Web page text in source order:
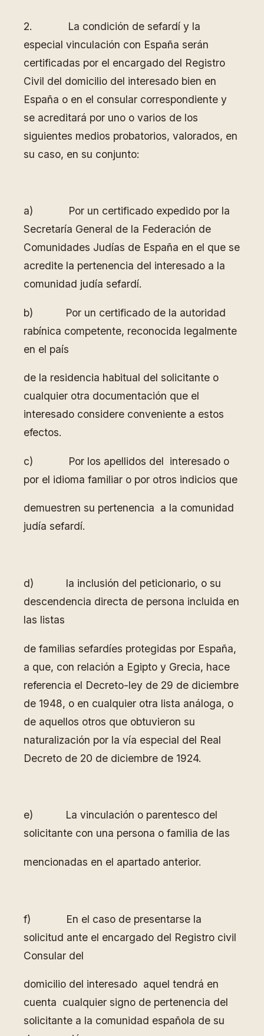
2. La condición de sefardí y la
especial vinculación con España serán
certificadas por el encargado del Registro
Civil del domicilio del interesado bien en
España o en el consular correspondiente y
se acreditará por uno o varios de los
siguientes medios probatorios, valorados, en
su caso, en su conjunto:
a) Por un certificado expedido por la
Secretaría General de la Federación de
Comunidades Judías de España en el que se
acredite la pertenencia del interesado a la
comunidad judía sefardí.
b) Por un certificado de la autoridad
rabínica competente, reconocida legalmente
en el país
de la residencia habitual del solicitante o
cualquier otra documentación que el
interesado considere conveniente a estos
efectos.
c) Por los apellidos del interesado o
por el idioma familiar o por otros indicios que
demuestren su pertenencia a la comunidad
judía sefardí.
d) la inclusión del peticionario, o su
descendencia directa de persona incluida en
las listas
de familias sefardíes protegidas por España,
a que, con relación a Egipto y Grecia, hace
referencia el Decreto-ley de 29 de diciembre
de 1948, o en cualquier otra lista análoga, o
de aquellos otros que obtuvieron su
naturalización por la vía especial del Real
Decreto de 20 de diciembre de 1924.
e) La vinculación o parentesco del
solicitante con una persona o familia de las
mencionadas en el apartado anterior.
f) En el caso de presentarse la
solicitud ante el encargado del Registro civil
Consular del
domicilio del interesado aquel tendrá en
cuenta cualquier signo de pertenencia del
solicitante a la comunidad española de su